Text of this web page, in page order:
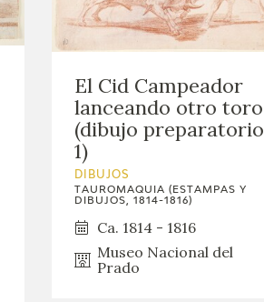
El Cid Campeador
lanceando otro toro
(dibujo preparatorio
1)
DIBUJOS
TAUROMAQUIA (ESTAMPAS Y
DIBUJOS, 1814-1816)
Ca. 1814 - 1816
Museo Nacional del
Prado